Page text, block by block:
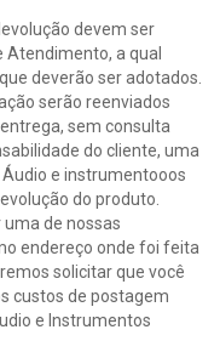
devem ser
Atendimento, a qual
deverão ser adotados.
serão reenviados
sem consulta
do cliente, uma
e instrumentooos
do produto.
de nossas
endereço onde foi feita
solicitar que você
custos de postagem
e Instrumentos